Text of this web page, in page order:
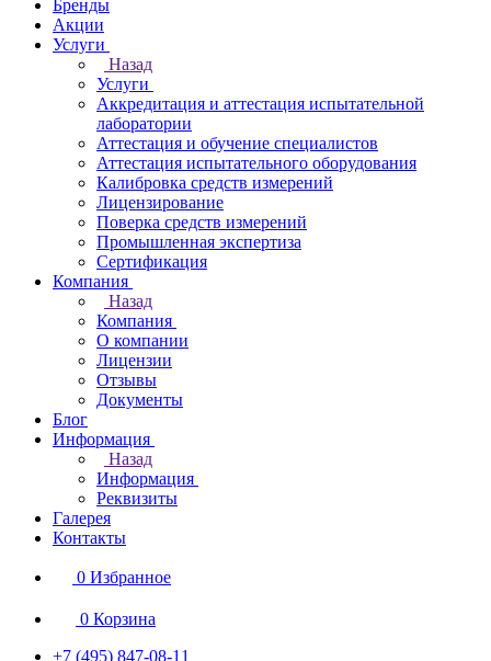
Бренды
Акции
Услуги
Назад
Услуги
Аккредитация и аттестация испытательной
лаборатории
Аттестация и обучение специалистов
Аттестация испытательного оборудования
Калибровка средств измерений
Лицензирование
Поверка средств измерений
Промышленная экспертиза
Сертификация
Компания
Назад
Компания
О компании
Лицензии
Отзывы
Документы
Блог
Информация
Назад
Информация
Реквизиты
Галерея
Контакты
0 Избранное
0 Корзина
+7 (495) 847-08-11